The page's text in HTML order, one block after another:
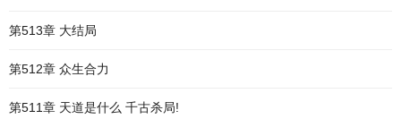
第513章 大结局
第512章 众生合力
第511章 天道是什么 千古杀局!